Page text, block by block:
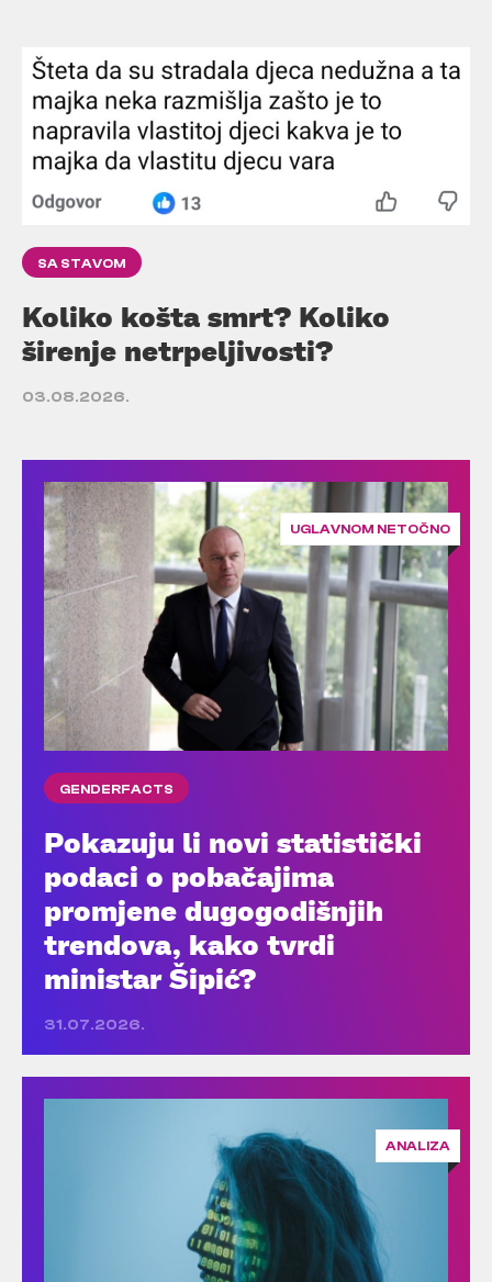
SA STAVOM
Koliko košta smrt? Koliko
širenje netrpeljivosti?
03.08.2026.
UGLAVNOM NETOČNO
GENDERFACTS
Pokazuju li novi statistički
podaci o pobačajima
promjene dugogodišnjih
trendova, kako tvrdi
ministar Šipić?
31.07.2026.
ANALIZA